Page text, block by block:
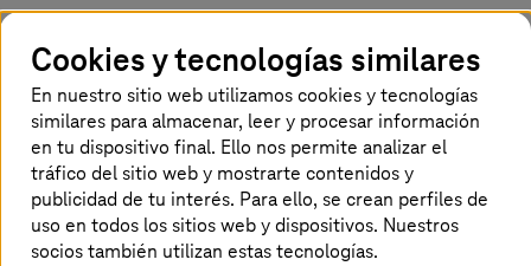
estudios han demostrado que la satisfacción
puede aumentar la productividad de los
trabajadores entre un 12 y un 13 % de media.
Las herramientas de automatización inteligente
permiten a las empresas liberar a sus equipos
de tareas repetitivas para que estos puedan
concentrarse en actividades más interesantes.
Cookies y tecnologías similares
En nuestro sitio web utilizamos cookies y tecnologías
similares para almacenar, leer y procesar información
en tu dispositivo final. Ello nos permite analizar el
tráfico del sitio web y mostrarte contenidos y
publicidad de tu interés. Para ello, se crean perfiles de
uso en todos los sitios web y dispositivos. Nuestros
socios también utilizan estas tecnologías.